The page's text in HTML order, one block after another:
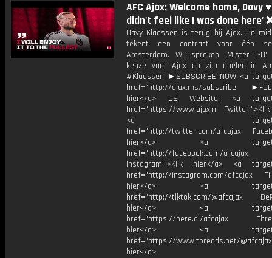
AFC Ajax: Welcome home, Davy
didn't feel like I was done here'
Davy Klaassen is terug bij Ajax. De
tekent een contract voor één
Amsterdam. Wij spraken 'Mister 1-
keuze voor Ajax en zijn doelen in
#Klaassen ►SUBSCRIBE NOW <a
href="http://ajax.ms/subscribe
hier</a> US Website: <a
href="https://www.ajax.nl
<a
href="http://twitter.com/afcajax
hier</a> <a
href="http://facebook.com/afcajax
Instagram:">Klik hier</a> <a
href="http://instagram.com/afcajax
hier</a> <a
href="http://tiktok.com/@afcajax
hier</a> <a
href="https://bere.al/afcajax
hier</a> <a
href="https://www.threads.net/
hier</a>